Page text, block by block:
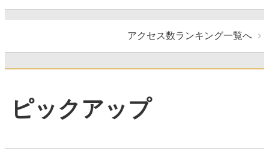
アクセス数ランキング一覧へ
ピックアップ